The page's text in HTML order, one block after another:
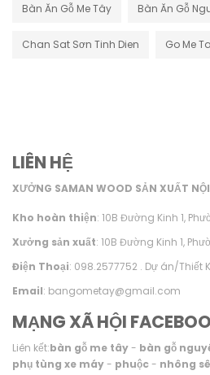
Bàn Ăn Gỗ Me Tây Bàn Ăn Gỗ
Chan Sat Sơn Tinh Dien Go Me
LIÊN HỆ
XƯỞNG SAMAN WOOD SẢN XUẤT
Kho hoàn thiện: 10B Đường Kinh 1,
Xưởng sản xuất: 10B Đường Kinh 1,
Điện Thoại: 098.2577752 . Dự án/Thiết
Email: bangometay@gmail.com
MẠNG XÃ HỘI
Liên kết:bàn gỗ me tây- bàn gỗ
phụ tùng xe máy- phuộc- nhông